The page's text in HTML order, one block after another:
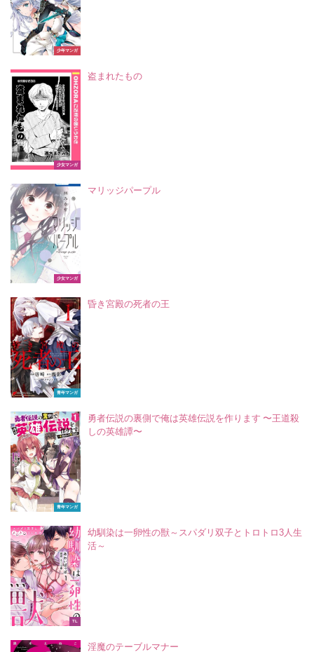
少年マンガ
少女マンガ
盗まれたもの
少女マンガ
マリッジパープル
青年マンガ
昏き宮殿の死者の王
青年マンガ
勇者伝説の裏側で俺は英雄伝説を作ります 〜王道殺
しの英雄譚〜
TL
幼馴染は一卵性の獣～スパダリ双子とトロトロ3人生
活～
淫魔のテーブルマナー